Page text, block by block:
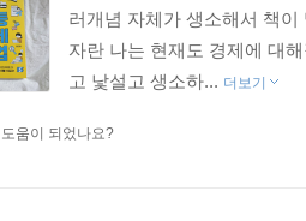
러개념 자체가 생소해서 책
자란 나는 현재도 경제에 대
고 낯설고 생소하... 더보기
움이 되었나요?